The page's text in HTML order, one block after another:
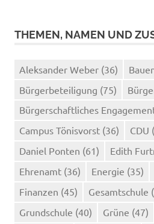
THEMEN, NAMEN UND
Aleksander Weber (36)
Bürgerbeteiligung (75)
Bürgerschaftliches
Campus Tönisvorst (36) CDU
Daniel Ponten (61) Edith
Ehrenamt (36) Energie (35)
Finanzen (45) Gesamtschule
Grundschule (40) Grüne (47)